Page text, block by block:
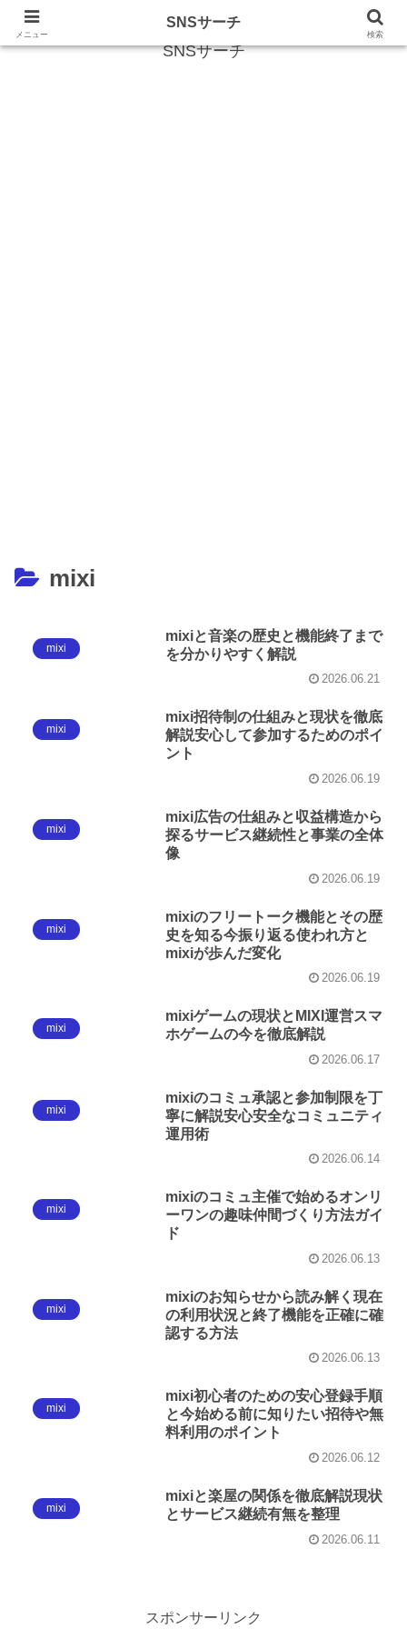
SNSサーチ
mixi
mixi
mixiと音楽の歴史と機能終了まで
を分かりやすく解説
2026.06.21
mixi
mixi招待制の仕組みと現状を徹底
解説安心して参加するためのポイ
ント
2026.06.19
mixi
mixi広告の仕組みと収益構造から
探るサービス継続性と事業の全体
像
2026.06.19
mixi
mixiのフリートーク機能とその歴
史を知る今振り返る使われ方と
mixiが歩んだ変化
2026.06.19
mixi
mixiゲームの現状とMIXI運営スマ
ホゲームの今を徹底解説
2026.06.17
mixi
mixiのコミュ承認と参加制限を丁
寧に解説安心安全なコミュニティ
運用術
2026.06.14
mixi
mixiのコミュ主催で始めるオンリ
ーワンの趣味仲間づくり方法ガイ
ド
2026.06.13
mixi
mixiのお知らせから読み解く現在
の利用状況と終了機能を正確に確
認する方法
2026.06.13
mixi
mixi初心者のための安心登録手順
と今始める前に知りたい招待や無
料利用のポイント
2026.06.12
mixi
mixiと楽屋の関係を徹底解説現状
とサービス継続有無を整理
2026.06.11
スポンサーリンク
メニュー
SNSサーチ
検索